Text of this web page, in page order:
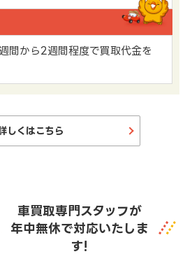
間から2週間程度で買取代金を
しくはこちら
車買取専門スタッフが
年中無休で対応いたしま
す!